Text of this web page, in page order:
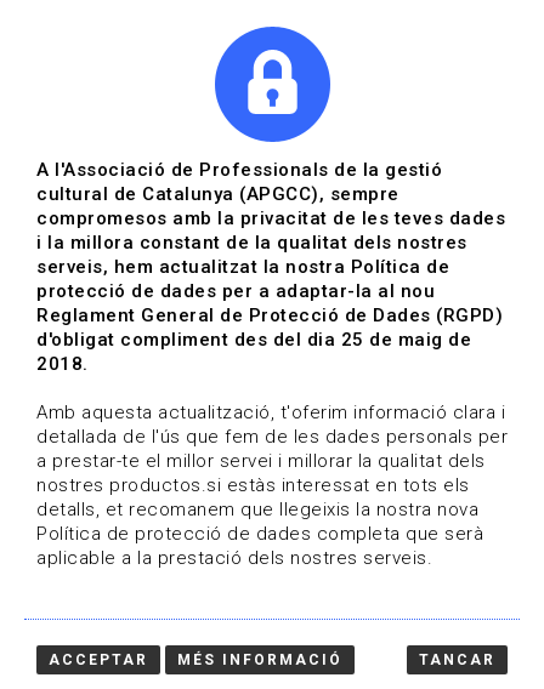
Actualitza't
Vols estar al dia?
HOME / BLOG
Estigues al dia
Convocatòries, activitats i notícies del sector de la
cultura.
A l'Associació de Professionals de la gestió
cultural de Catalunya (APGCC), sempre
compromesos amb la privacitat de les teves dades
i la millora constant de la qualitat dels nostres
serveis, hem actualitzat la nostra Política de
protecció de dades per a adaptar-la al nou
Reglament General de Protecció de Dades (RGPD)
d'obligat compliment des del dia 25 de maig de
2018.
Amb aquesta actualització, t'oferim informació clara i
detallada de l'ús que fem de les dades personals per
a prestar-te el millor servei i millorar la qualitat dels
nostres productos.si estàs interessat en tots els
detalls, et recomanem que llegeixis la nostra nova
Política de protecció de dades completa que serà
aplicable a la prestació dels nostres serveis.
ACCEPTAR MÉS INFORMACIÓ TANCAR